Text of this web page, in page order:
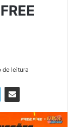
de leitura